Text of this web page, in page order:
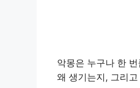
악몽은 누구나 한
왜 생기는지, 그리